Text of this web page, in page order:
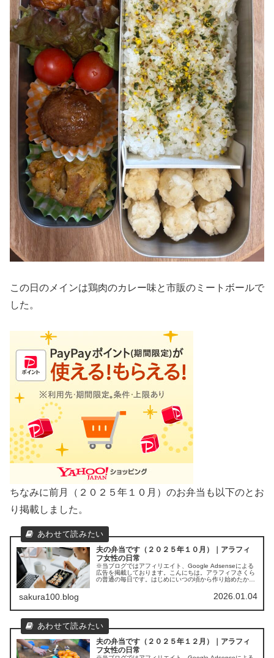
この日のメインは鶏肉のカレー味と市販のミートボールで
した。
ちなみに前月（２０２５年１０月）のお弁当も以下のとお
り掲載しました。
夫の弁当です（２０２５年１０月）｜アラフィ
フ女性の日常
※当ブログではアフィリエイト、Google Adsenseによる
広告を掲載しております。こんにちは。アラフィフさくら
の普通の毎日です。はじめにいつの頃から作り始めたかは
sakura100.blog 2026.01.04
夫の弁当です（２０２５年１２月）｜アラフィ
フ女性の日常